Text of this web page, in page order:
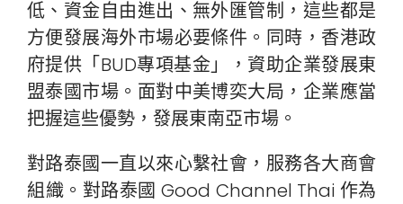
低、資金自由進出、無外匯管制，這些都是
方便發展海外市場必要條件。同時，香港政
府提供「BUD專項基金」，資助企業發展東
盟泰國市場。面對中美博奕大局，企業應當
把握這些優勢，發展東南亞市場。
對路泰國一直以來心繫社會，服務各大商會
組織。對路泰國 Good Channel Thai 作為